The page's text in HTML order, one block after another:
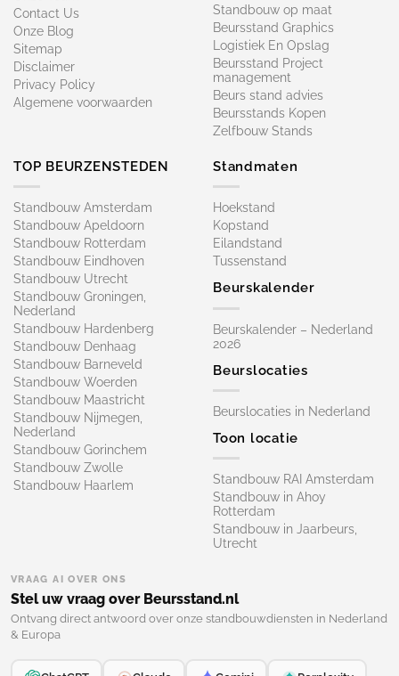
Contact Us
Onze Blog
Sitemap
Disclaimer
Privacy Policy
Algemene voorwaarden
Standbouw op maat​
Beursstand Graphics
Logistiek En Opslag
Beursstand Project
management
Beurs stand advies
Beursstands Kopen
Zelfbouw Stands
TOP BEURZENSTEDEN
Standbouw Amsterdam
Standbouw Apeldoorn
Standbouw Rotterdam
Standbouw Eindhoven
Standbouw Utrecht
Standbouw Groningen,
Nederland
Standbouw Hardenberg
Standbouw Denhaag
Standbouw Barneveld
Standbouw Woerden
Standbouw Maastricht
Standbouw Nijmegen,
Nederland
Standbouw Gorinchem
Standbouw Zwolle
Standbouw Haarlem
Standmaten
Hoekstand
Kopstand
Eilandstand
Tussenstand
Beurskalender
Beurskalender – Nederland
2026
Beurslocaties
Beurslocaties in Nederland
Toon locatie
Standbouw RAI Amsterdam
Standbouw in Ahoy
Rotterdam
Standbouw in Jaarbeurs,
Utrecht
VRAAG AI OVER ONS
Stel uw vraag over Beursstand.nl
Ontvang direct antwoord over onze standbouwdiensten in Nederland
& Europa